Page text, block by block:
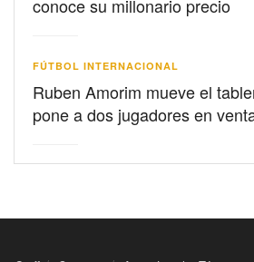
conoce su millonario precio
FÚTBOL INTERNACIONAL
Ruben Amorim mueve el
pone a dos jugadores en